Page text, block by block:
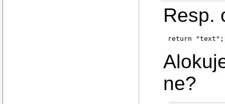
Resp.
ne?